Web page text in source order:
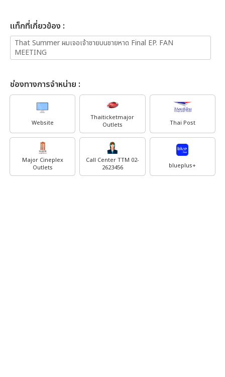
เเท็กที่เกี่ยวข้อง :
That Summer ผมเจอเจ้าชายบนชายหาด Final EP. FAN
MEETING
ช่องทางการจำหน่าย :
Website
Thaiticketmajor
Outlets
Thai Post
Major Cineplex
Outlets
Call Center TTM 02-
2623456
blueplus+